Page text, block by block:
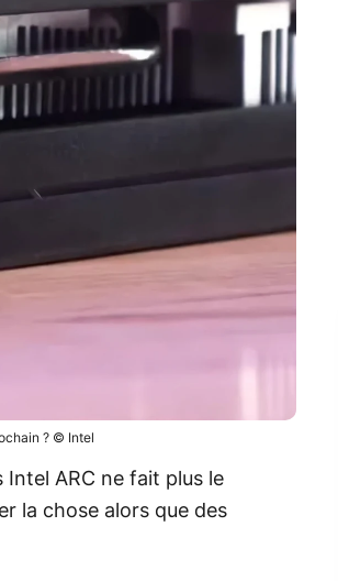
? © Intel
ARC ne fait plus le
la chose alors que des